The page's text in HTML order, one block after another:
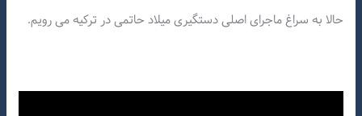
حالا به سراغ ماجرای اصلی دستگیری میلاد حاتمی در ترکیه می رویم.